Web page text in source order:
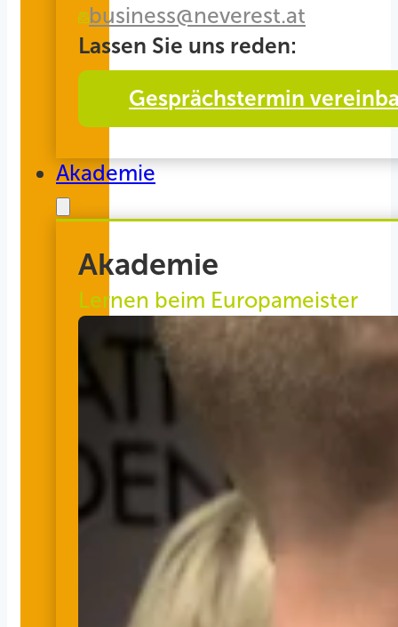
business@neverest.at
Lassen Sie uns reden:
Gesprächstermin
Akademie
Akademie
Lernen beim Europameister